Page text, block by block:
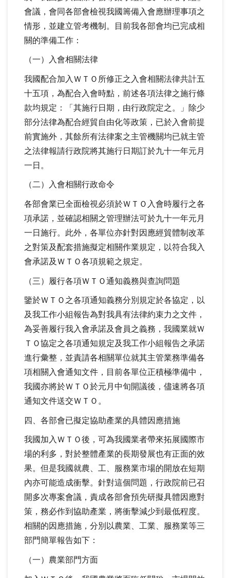
會議，會同各部會檢視我國籌備入會應辦理事項之
情形，並建立管考機制。目前我各部會均已完成相
關的準備工作：
（一）入會相關法律
我國配合加入ＷＴＯ所修正之入會相關法律共計五
十五項，為配合入會時點，前述各項法律之施行條
款均規定：「其施行日期，由行政院定之。」除少
部分法律為配合經貿自由化等政策，已於入會前提
前實施外，其餘所有法律案之主管機關均已就主管
之法律報請行政院將其施行日期訂於九十一年元月
一日。
（二）入會相關行政命令
各部會業已全面檢視必須於ＷＴＯ入會時履行之各
項承諾，並確認相關之管理辦法可於九十一年元月
一日施行。此外，各單位亦針對因應經貿體制改革
之對策及配套措施擬定相關作業規定，以符合我入
會承諾及ＷＴＯ各項規範之規定。
（三）履行各項ＷＴＯ通知義務與查詢問題
鑒於ＷＴＯ之各項通知義務分別規定於各協定，以
及我工作小組報告為對我具有法律約束力之文件，
為妥善履行我入會承諾及會員之義務，我國業就Ｗ
ＴＯ協定之各項通知規定及我工作小組報告之承諾
進行彙整，並責請各相關單位就其主管業務準備各
項相關入會通知文件，目前各單位正積極準備中，
我國亦將於ＷＴＯ於元月中旬開議後，儘速將各項
通知文件送交ＷＴＯ。
四、各部會已擬定協助產業的具體因應措施
我國加入ＷＴＯ後，可為我國業者帶來拓展國際市
場的利多，對於整體產業的長期發展也有正面的效
果。但是我國就農、工、服務業市場的開放在短期
內亦可能造成衝擊。針對這個問題，行政院前已召
開多次專案會議，責成各部會預先研擬具體因應對
策，務必作到協助產業，將衝擊減少到最低程度。
相關的因應措施，分別以農業、工業、服務業等三
部門簡單報告如下：
（一）農業部門方面